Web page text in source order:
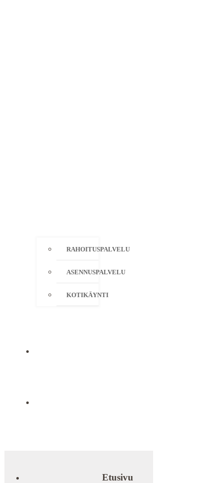
RAHOITUSPALVELU
ASENNUSPALVELU
KOTIKÄYNTI
Etusivu